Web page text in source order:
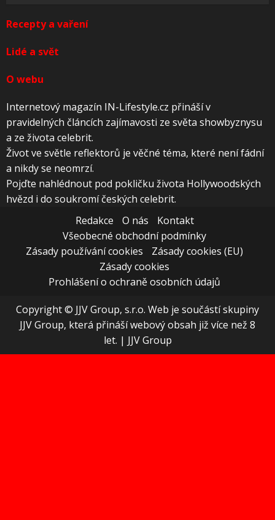
Recepty a vaření
Lidé a svět
O webu
Internetový magazín IN-Lifestyle.cz přináší v
pravidelných článcích zajímavosti ze světa showbyznysu
a ze života celebrit.
Život ve světle reflektorů je věčné téma, které není fádní
a nikdy se neomrzí.
Pojďte nahlédnout pod pokličku života Hollywoodských
hvězd i do soukromí českých celebrit.
Redakce
O nás
Kontakt
Všeobecné obchodní podmínky
Zásady používání cookies
Zásady cookies (EU)
Zásady cookies
Prohlášení o ochraně osobních údajů
Copyright © JJV Group, s.r.o. Web je součástí skupiny
JJV Group, která přináší webový obsah již více než 8
let. | JJV Group